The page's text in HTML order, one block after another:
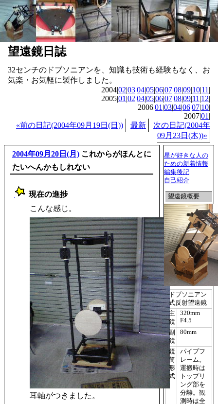
望遠鏡日誌
32センチのドブソニアンを、知識も技術も経験もなく、お
気楽・お気軽に製作しました。
2004|02|03|04|05|06|07|08|09|10|11 |
2005|01 |02|04|05|06|07|08|09|11 |12|
2006|01 |03|04|06|07|10|
2007|01 |
«前の日記(2004年09月19日(日))
最新
次の日記(2004年
09月23日(木))»
2004年09月20日(月) これからがほんとに
たいへんかもしれない
現在の進捗
こんな感じ。
耳軸がつきました。
星が好きな人の
ための新着情報
編集後記
自己紹介
望遠鏡概要
ドブソニアン
式反射望遠鏡
主
鏡
320mm
F4.5
副
鏡
80mm
鏡
筒
形
式
パイプフ
レーム。
運搬時は
トップリ
ング部を
分離。観
測時は全